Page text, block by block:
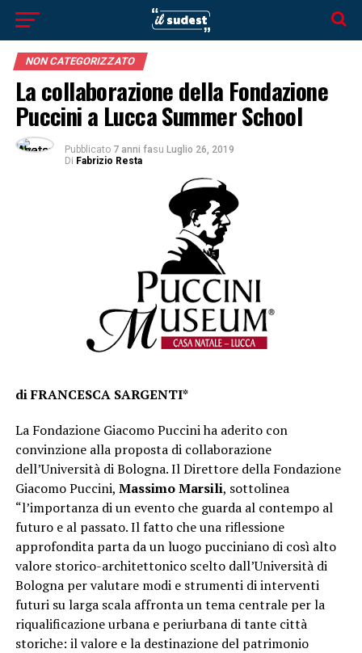
NON CATEGORIZZATO
La collaborazione della Fondazione
Puccini a Lucca Summer School
Pubblicato 7 anni fasu Luglio 26, 2019
Di Fabrizio Resta
di FRANCESCA SARGENTI*
La Fondazione Giacomo Puccini ha aderito con
convinzione alla proposta di collaborazione
dell’Università di Bologna. Il Direttore della Fondazione
Giacomo Puccini, Massimo Marsili, sottolinea
“l’importanza di un evento che guarda al contempo al
futuro e al passato. Il fatto che una riflessione
approfondita parta da un luogo pucciniano di così alto
valore storico-architettonico scelto dall’Università di
Bologna per valutare modi e strumenti di interventi
futuri su larga scala affronta un tema centrale per la
riqualificazione urbana e periurbana di tante città
storiche: il valore e la destinazione del patrimonio